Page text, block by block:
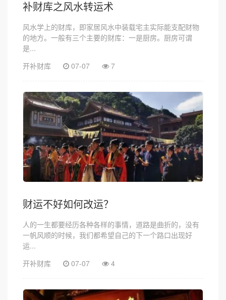
补财库之风水转运术
风水学上的财库，即家居风水中装载宅主实际能支配财物
的地方。一般有三个主要的财库：一是厨房。厨房可谓
是...
开补财库
07-07 7
财运不好如何改运？
人的一生都要经历各种各样的事情，道路是曲折的，没有
一帆风顺的时候，我们都希望自己的下一个路口出现好
运...
开补财库
07-07 4